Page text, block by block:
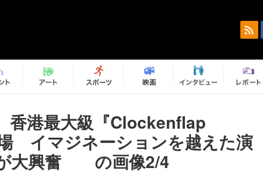
香港最大級『Clockenflap
イマジネーションを越えた演
大興奮 の画像2/4